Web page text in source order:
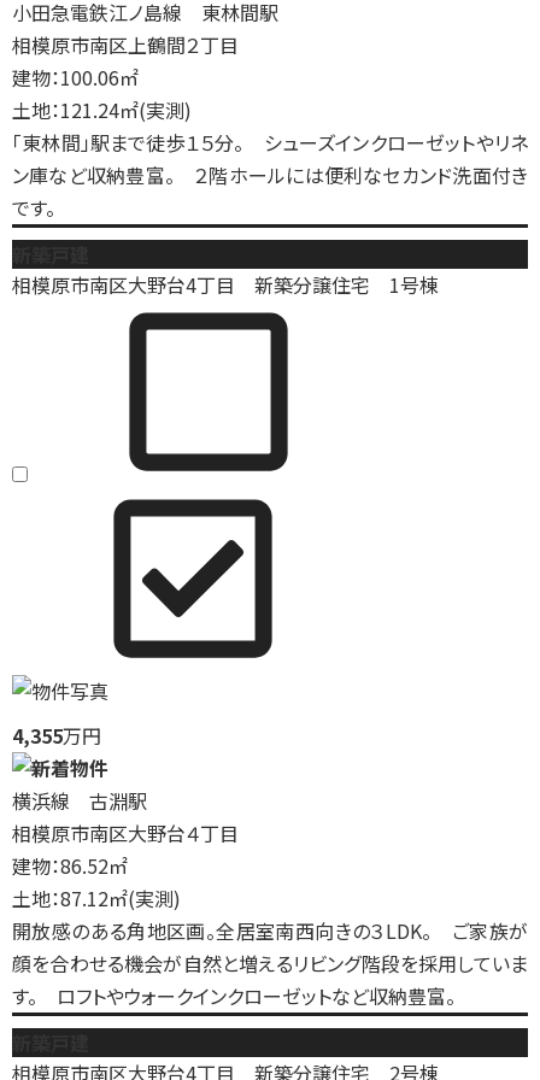
小田急電鉄江ノ島線 東林間駅
相模原市南区上鶴間２丁目
建物：100.06㎡
土地：121.24㎡(実測)
「東林間」駅まで徒歩１５分。 シューズインクローゼットやリネ
ン庫など収納豊富。 ２階ホールには便利なセカンド洗面付き
です。
相模原市南区大野台4丁目 新築分譲住宅 1号棟
4,355万円
横浜線 古淵駅
相模原市南区大野台４丁目
建物：86.52㎡
土地：87.12㎡(実測)
開放感のある角地区画。全居室南西向きの３LDK。 ご家族が
顔を合わせる機会が自然と増えるリビング階段を採用していま
す。 ロフトやウォークインクローゼットなど収納豊富。
相模原市南区大野台4丁目 新築分譲住宅 2号棟